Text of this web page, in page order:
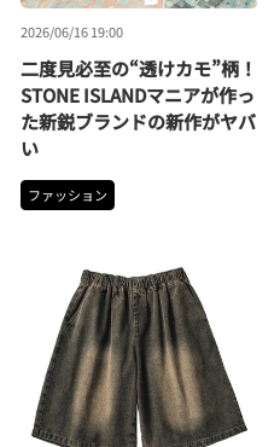
2026/06/16 19:00
二度見必至の“透けカモ”柄！
STONE ISLANDマニアが作っ
た新鋭ブランドの新作がヤバ
い
ファッション